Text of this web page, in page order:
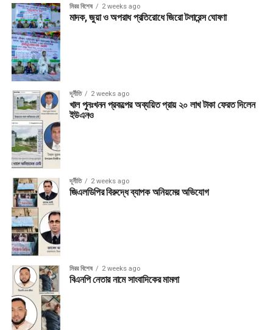
মিরর বিশেষ 2 weeks ago
মাদক, জুয়া ও অপরাধ প্রতিরোধে জিরো টলারেন্স ঘোষণা
দূর্নীতি 2 weeks ago
খাল পুনঃখনন প্রকল্পের অব্যয়িত প্রায় ২০ লাখ টাকা ফেরত দিলেন
ইউএনও
দূর্নীতি 2 weeks ago
জিএলডিপির বিরুদ্ধে ব্যাপক অনিয়মের অভিযোগ
মিরর বিশেষ 2 weeks ago
বিএনপি নেতার নামে সাংবাদিকের মামলা